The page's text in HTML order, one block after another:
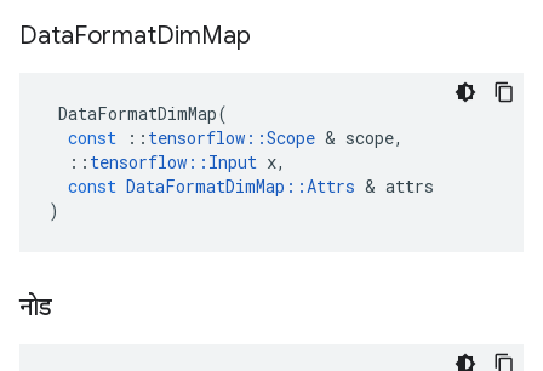
DataFormatDimMap
DataFormatDimMap(
const
:: tensorflow ::Scope & scope,
:: tensorflow :: Input x,
const DataFormatDimMap ::Attrs & attrs
)
नोड